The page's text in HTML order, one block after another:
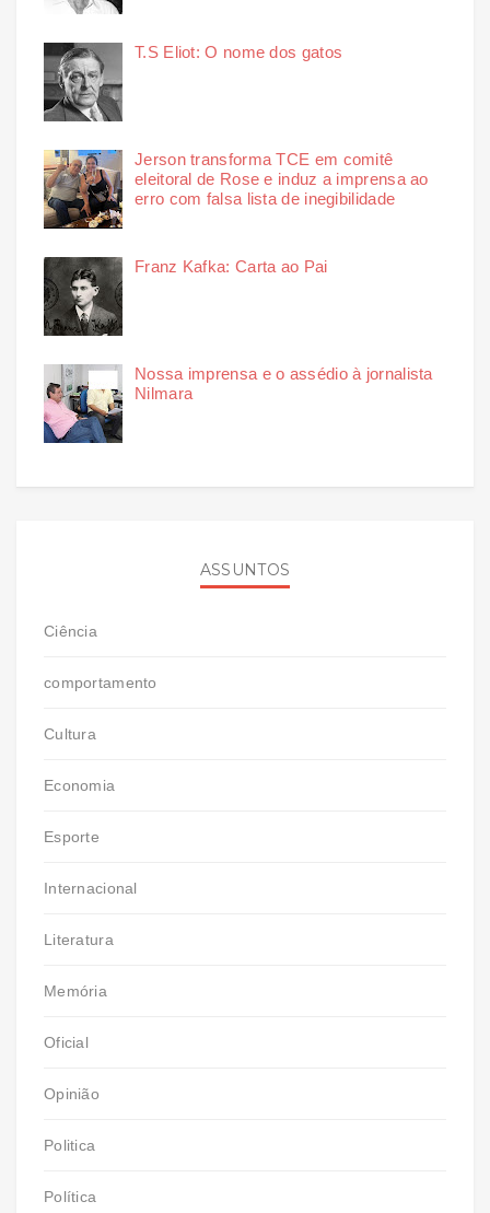
T.S Eliot: O nome dos gatos
Jerson transforma TCE em comitê
eleitoral de Rose e induz a imprensa ao
erro com falsa lista de inegibilidade
Franz Kafka: Carta ao Pai
Nossa imprensa e o assédio à jornalista
Nilmara
ASSUNTOS
Ciência
comportamento
Cultura
Economia
Esporte
Internacional
Literatura
Memória
Oficial
Opinião
Politica
Política